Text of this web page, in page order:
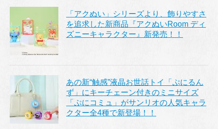
「アクぬい」シリーズより、飾りやすさ
を追求した新商品『アクぬいRoom ディ
ズニーキャラクター』新発売！！
あの新“触感”液晶お世話トイ「ぷにるん
ず」にキーチェーン付きのミニサイズ
「ぷにコミュ」がサンリオの人気キャラ
クター全4種で新登場！！